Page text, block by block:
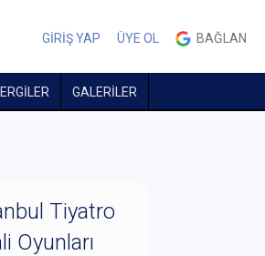
GİRİŞ YAP ÜYE OL BAĞLAN
GALERİLER
Tiyatro
Oyunları